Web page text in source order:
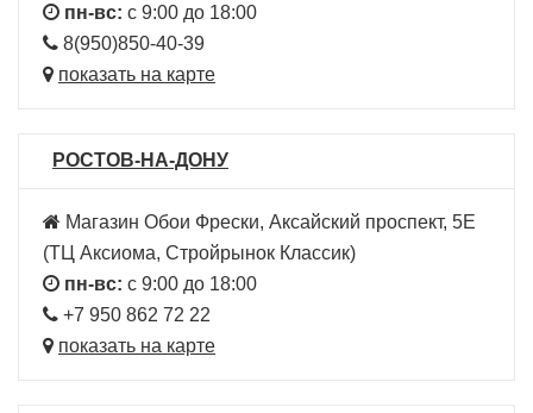
пн-вс: с 9:00 до 18:00
8(950)850-40-39
показать на карте
РОСТОВ-НА-ДОНУ
Магазин Обои Фрески, Аксайский проспект, 5Е
(ТЦ Аксиома, Стройрынок Классик)
пн-вс: с 9:00 до 18:00
+7 950 862 72 22
показать на карте